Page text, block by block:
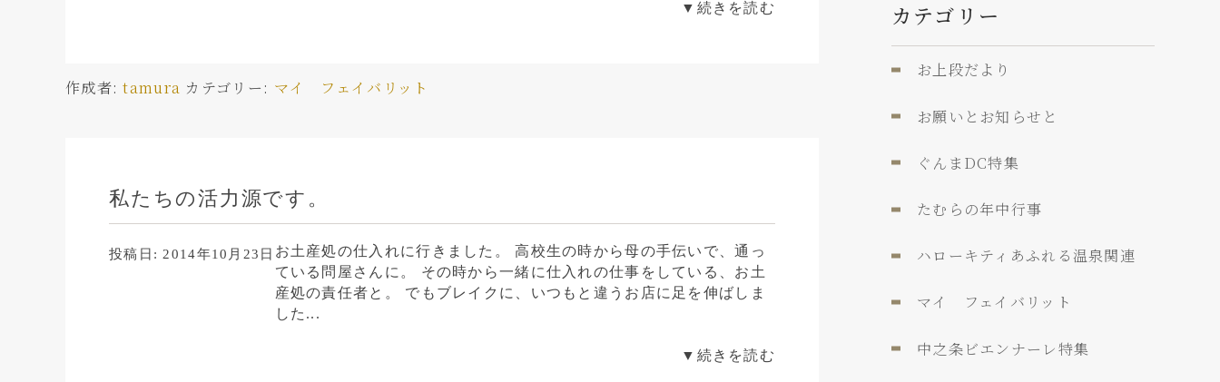
▼続きを読む
作成者:tamura カテゴリー: マイ フェイバリット
私たちの活力源です。
投稿日: 2014年10月23日 お土産処の仕入れに行きました。 高校生の時から母の手伝いで、通っ
ている問屋さんに。 その時から一緒に仕入れの仕事をしている、お土
産処の責任者と。 でもブレイクに、いつもと違うお店に足を伸ばしま
した...
▼続きを読む
カテゴリー
お上段だより
お願いとお知らせと
ぐんまDC特集
たむらの年中行事
ハローキティあふれる温泉関連
マイ フェイバリット
中之条ビエンナーレ特集